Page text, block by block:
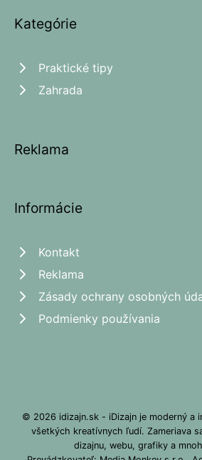
Kategórie
Praktické tipy
Zahrada
Reklama
Informácie
Kontakt
Reklama
Zásady ochrany osobných
Podmienky používania
© 2026 idizajn.sk - iDizajn je moderný a
všetkých kreatívnych ľudí. Zameriava
dizajnu, webu, grafiky a